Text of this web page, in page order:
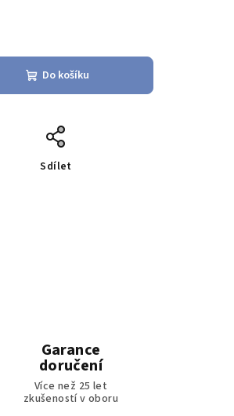
Do košíku
Sdílet
Garance
doručení
Více než 25 let
zkušeností v oboru